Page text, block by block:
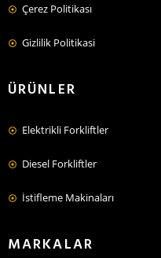
Çerez Politikası
Gizlilik Politikasi
ÜRÜNLER
Elektrikli Forkliftler
Diesel Forkliftler
İstifleme Makinaları
MARKALAR